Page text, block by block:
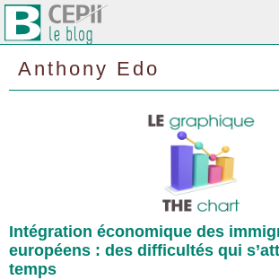
Anthony Edo
Intégration économique des
européens : des difficultés qui
temps